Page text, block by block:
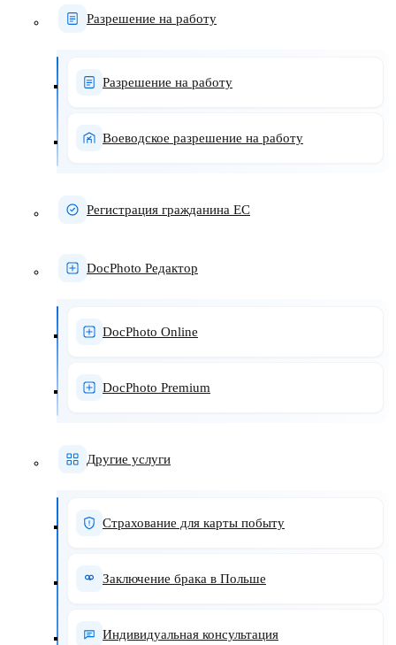
Разрешение на работу
Разрешение на работу
Воеводское разрешение на работу
Регистрация гражданина ЕС
DocPhoto Редактор
DocPhoto Online
DocPhoto Premium
Другие услуги
Страхование для карты побыту
Заключение брака в Польше
Индивидуальная консультация